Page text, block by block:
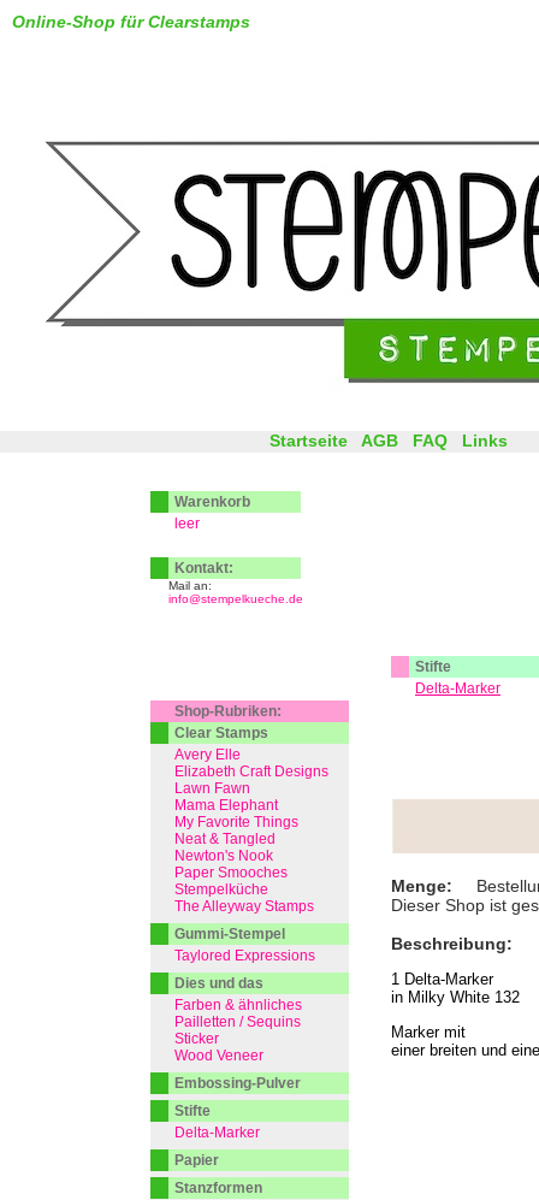
Online-Shop für Clearstamps
Stifte
Delta-Marker
Menge:
Dieser Shop ist
Beschreibung:
1 Delta-Marker
in Milky White 132
Marker mit
einer breiten und
Startseite AGB FAQ Links
Warenkorb
leer
Kontakt:
Mail an:
info@stempelkueche.de
Shop-Rubriken:
Clear Stamps
Avery Elle
Elizabeth Craft Designs
Lawn Fawn
Mama Elephant
My Favorite Things
Neat & Tangled
Newton's Nook
Paper Smooches
Stempelküche
The Alleyway Stamps
Gummi-Stempel
Taylored Expressions
Dies und das
Farben & ähnliches
Pailletten / Sequins
Sticker
Wood Veneer
Embossing-Pulver
Stifte
Delta-Marker
Papier
Stanzformen